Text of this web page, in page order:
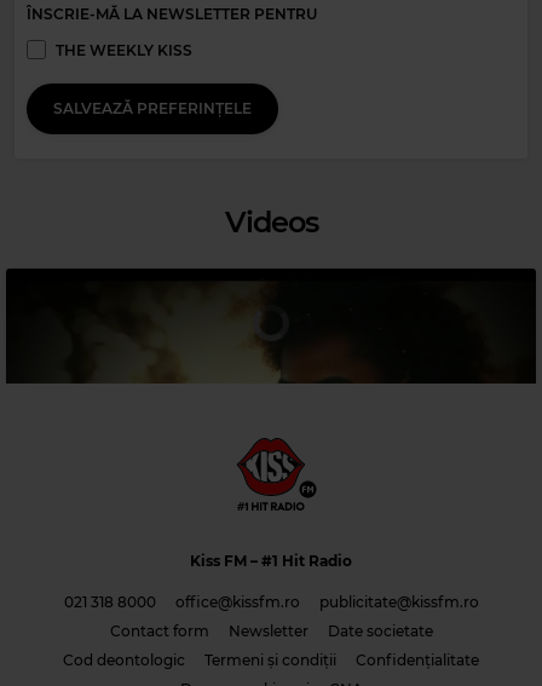
Magic Party Mix
ÎNSCRIE-MĂ LA NEWSLETTER PENTRU
THE WEEKLY KISS
SALVEAZĂ PREFERINȚELE
Videos
Kiss FM – #1 Hit Radio
021 318 8000 office@kissfm.ro
publicitate@kissfm.ro
Contact form
Newsletter
Date societate
Cod deontologic
Termeni și condiții
Confidențialitate